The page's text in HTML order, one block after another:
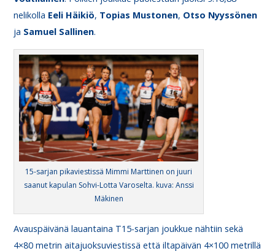
nelikolla Eeli Häikiö, Topias Mustonen, Otso Nyyssönen
ja Samuel Sallinen.
15-sarjan pikaviestissä Mimmi Marttinen on juuri
saanut kapulan Sohvi-Lotta Varoselta. kuva: Anssi
Mäkinen
Avauspäivänä lauantaina T15-sarjan joukkue nähtiin sekä
4×80 metrin aitajuoksuviestissä että iltapäivän 4×100 metrillä